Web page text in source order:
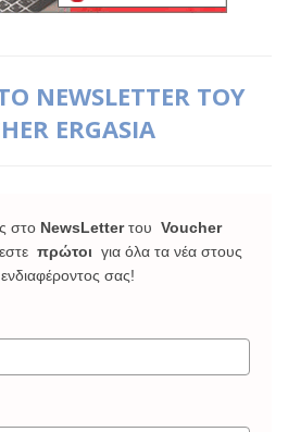
NEWSLETTER ΤΟΥ
ERGASIA
στο NewsLetterτου Voucher
πρώτοι για όλα τα νέα στους
ενδιαφέροντος σας!